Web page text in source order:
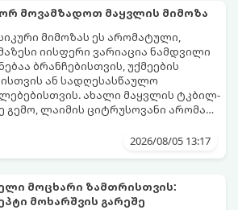
ფორმა იდეალურად შეინარჩუნოს
დაიშალოს.
დრო: 20 წუთი (დამატებით
ჩალბობის დრო: 12-24 საათი)
დრო: 10–15 წუთი ულუფა: 20–24 ცალი
(4–6 პორცია)
მოვამზადოთ მაყვლის მიმოზა
მიმოზას ეს არომატული,
იისფერი ვარიაცია ნამდვილი
ბრანჩებისთვის, უქმეების
ან სადღესასწაულო
ახალი მაყვლის ტკბილ-
გემო, ლაიმის ციტრუსოვანი არომატი
დახვეწილ და მაგრილებელ
მომზადებას მინიმალური2026/08/05 13:17
მოცხარი ზამთრისთვის:
მოხარშვის გარეშე